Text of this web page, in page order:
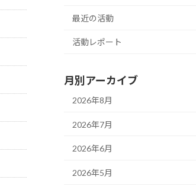
最近の活動
活動レポート
月別アーカイブ
2026年8月
2026年7月
2026年6月
2026年5月